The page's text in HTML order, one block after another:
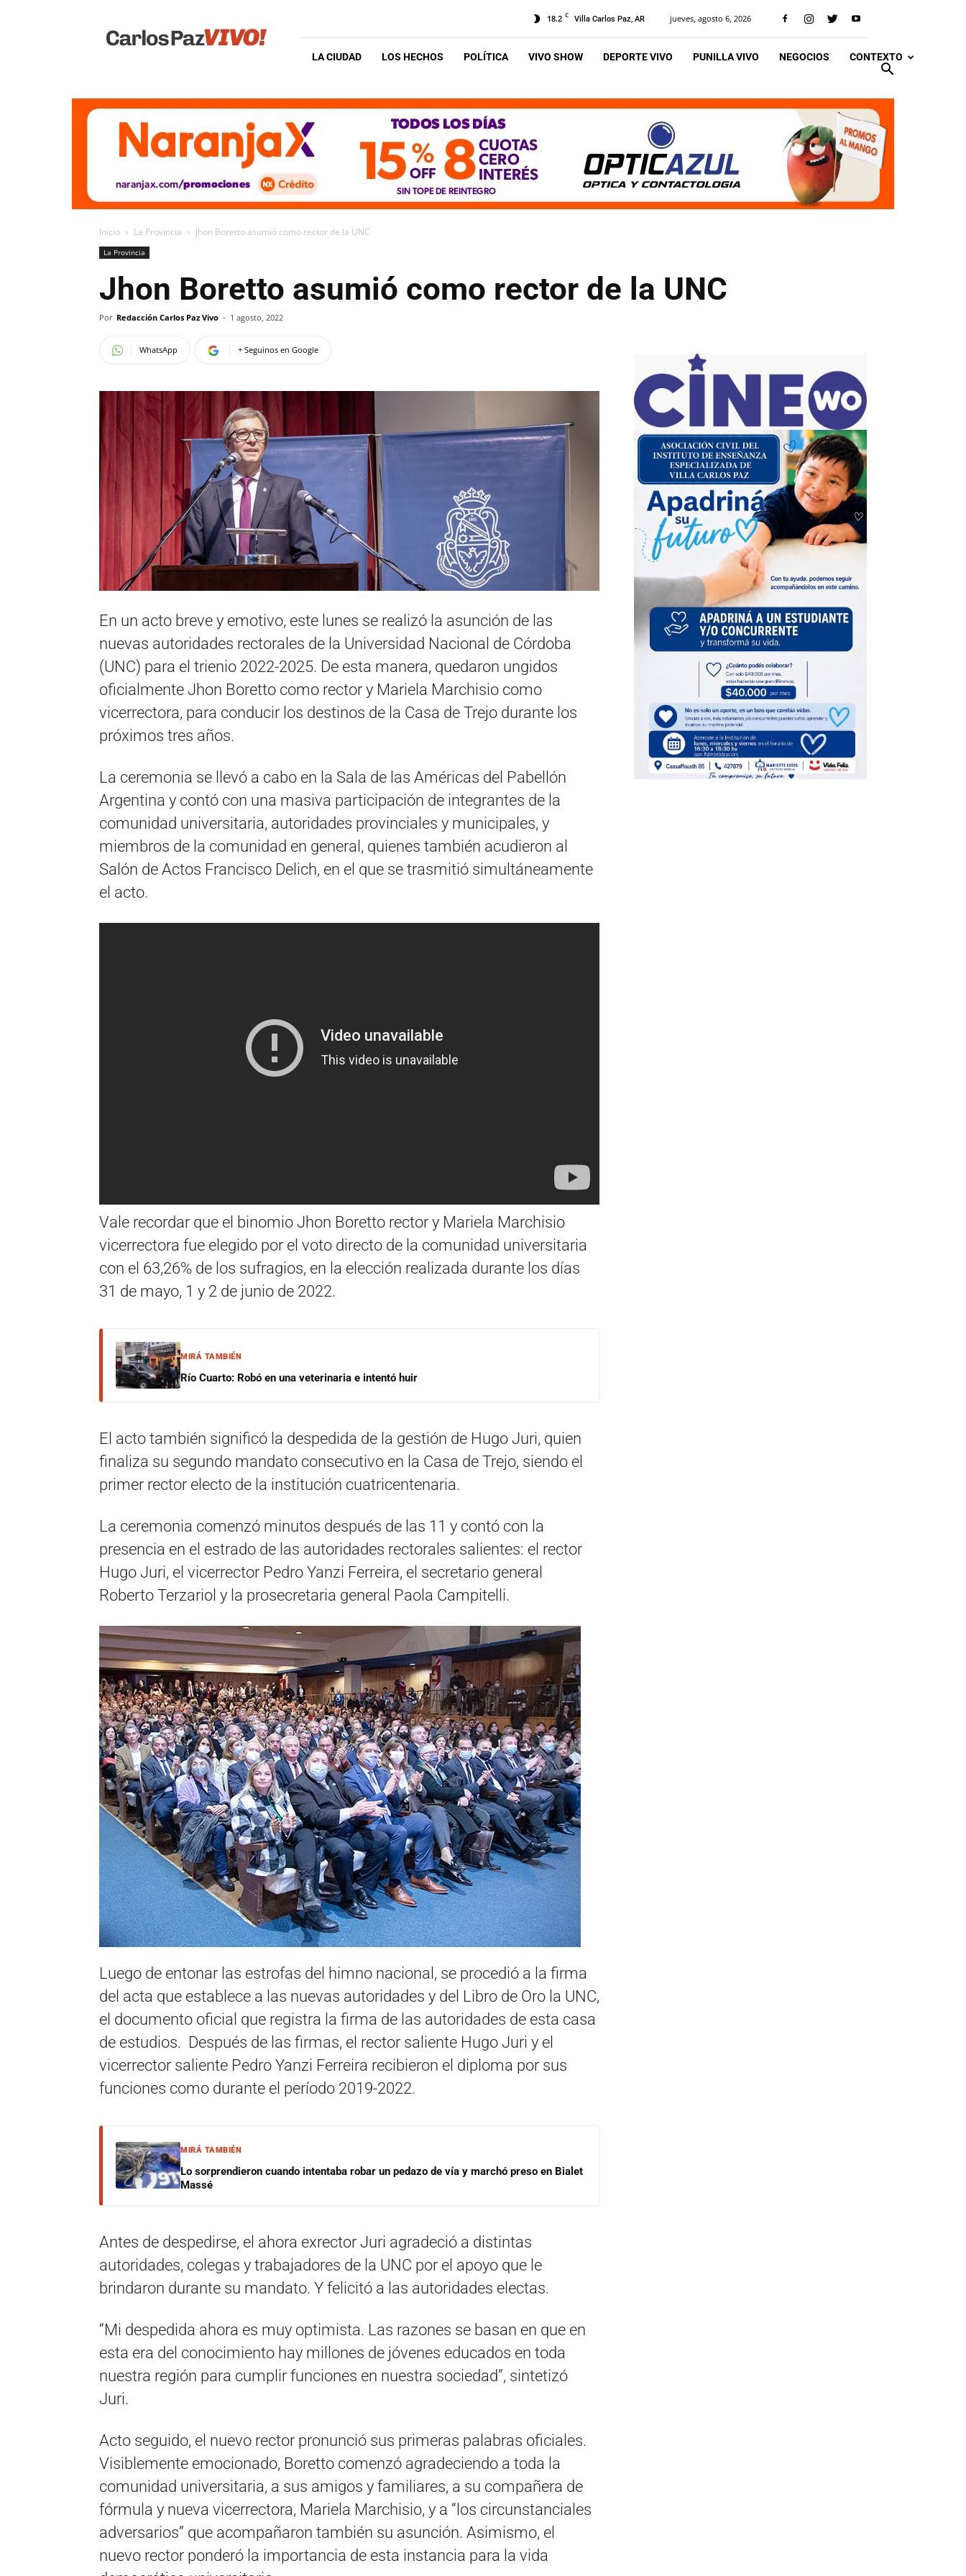
Vivo
18.2 C Villa Carlos Paz, AR jueves, agosto 6, 2026
LA CIUDAD LOS HECHOS POLÍTICA VIVO SHOW DEPORTE VIVO PUNILLA VIVO NEGOCIOS CONTEXTO
Inicio La Provincia Jhon Boretto asumió como rector de la UNC
La Provincia
Jhon Boretto asumió como rector de la UNC
Por Redacción Carlos Paz Vivo - 1 agosto, 2022
WhatsApp + Seguinos en Google
En un acto breve y emotivo, este lunes se realizó la asunción de las
nuevas autoridades rectorales de la Universidad Nacional de Córdoba
(UNC) para el trienio 2022-2025. De esta manera, quedaron ungidos
oficialmente Jhon Boretto como rector y Mariela Marchisio como
vicerrectora, para conducir los destinos de la Casa de Trejo durante los
próximos tres años.
La ceremonia se llevó a cabo en la Sala de las Américas del Pabellón
Argentina y contó con una masiva participación de integrantes de la
comunidad universitaria, autoridades provinciales y municipales, y
miembros de la comunidad en general, quienes también acudieron al
Salón de Actos Francisco Delich, en el que se trasmitió simultáneamente
el acto.
Vale recordar que el binomio Jhon Boretto rector y Mariela Marchisio
vicerrectora fue elegido por el voto directo de la comunidad universitaria
con el 63,26% de los sufragios, en la elección realizada durante los días
31 de mayo, 1 y 2 de junio de 2022.
MIRÁ TAMBIÉN
Río Cuarto: Robó en una veterinaria e intentó huir
El acto también significó la despedida de la gestión de Hugo Juri, quien
finaliza su segundo mandato consecutivo en la Casa de Trejo, siendo el
primer rector electo de la institución cuatricentenaria.
La ceremonia comenzó minutos después de las 11 y contó con la
presencia en el estrado de las autoridades rectorales salientes: el rector
Hugo Juri, el vicerrector Pedro Yanzi Ferreira, el secretario general
Roberto Terzariol y la prosecretaria general Paola Campitelli.
Luego de entonar las estrofas del himno nacional, se procedió a la firma
del acta que establece a las nuevas autoridades y del Libro de Oro la UNC,
el documento oficial que registra la firma de las autoridades de esta casa
de estudios. Después de las firmas, el rector saliente Hugo Juri y el
vicerrector saliente Pedro Yanzi Ferreira recibieron el diploma por sus
funciones como durante el período 2019-2022.
MIRÁ TAMBIÉN
Lo sorprendieron cuando intentaba robar un pedazo de vía y marchó preso en Bialet
Massé
Antes de despedirse, el ahora exrector Juri agradeció a distintas
autoridades, colegas y trabajadores de la UNC por el apoyo que le
brindaron durante su mandato. Y felicitó a las autoridades electas.
“Mi despedida ahora es muy optimista. Las razones se basan en que en
esta era del conocimiento hay millones de jóvenes educados en toda
nuestra región para cumplir funciones en nuestra sociedad”, sintetizó
Juri.
Acto seguido, el nuevo rector pronunció sus primeras palabras oficiales.
Visiblemente emocionado, Boretto comenzó agradeciendo a toda la
comunidad universitaria, a sus amigos y familiares, a su compañera de
fórmula y nueva vicerrectora, Mariela Marchisio, y a “los circunstanciales
adversarios” que acompañaron también su asunción. Asimismo, el
nuevo rector ponderó la importancia de esta instancia para la vida